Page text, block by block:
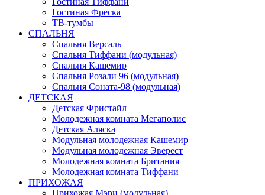
Гостиная Фреска
ТВ-тумбы
СПАЛЬНЯ
Спальня Версаль
Спальня Тиффани (модульная)
Спальня Кашемир
Спальня Розали 96 (модульная)
Спальня Соната-98 (модульная)
ДЕТСКАЯ
Детская Фристайл
Молодежная комната Мегаполис
Детская Аляска
Модульная молодежная Кашемир
Модульная молодежная Эверест
Молодежная комната Британия
Молодежная комната Тиффани
ПРИХОЖАЯ
Прихожая Мэри (модульная)